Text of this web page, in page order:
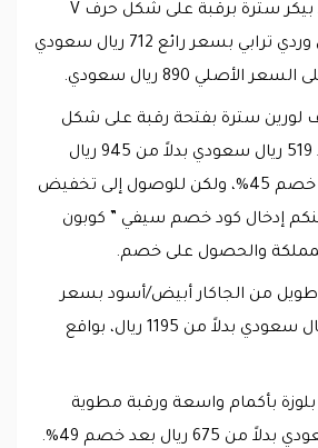
يتوافر بالمتجر تيد بيكر سترة برقبة على شكل حرف V
بطبعة جلد حيوان وردي ترابي بسعر رائع 712 ريال سعودي
لورين سترة بفتحة رقبة على شكل
حرف V أحمر فقط 519 ريال سعودي بدلاً من 945 ريال
سعودي، حيث تم خصم 45%، ولكن للوصول إلى تخفيض
إدخال كود خصم سيفي ” كوبون
والحصول على خصم.
طويل من الجاكار أبيض/أسود بسعر
مميز فقط 598 ريال سعودي بدلاً من 1195 ريال، بواقع
بأكمام واسعة ورقبة مطوية